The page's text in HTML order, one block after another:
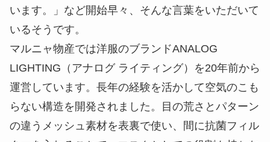
います。」など開始早々、そんな言葉をいただいて
いるそうです。
マルニャ物産では洋服のブランドANALOG
LIGHTING（アナログ ライティング）を20年前から
運営しています。長年の経験を活かして空気のこも
らない構造を開発されました。目の荒さとパターン
の違うメッシュ素材を表裏で使い、間に抗菌フィル